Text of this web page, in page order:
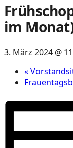
im
3. März 2024 @
«